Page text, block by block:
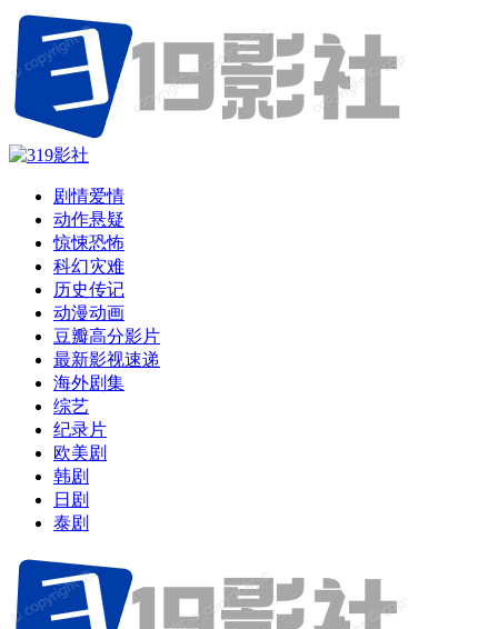
剧情爱情
动作悬疑
惊悚恐怖
科幻灾难
历史传记
动漫动画
豆瓣高分影片
最新影视速递
海外剧集
综艺
纪录片
欧美剧
韩剧
日剧
泰剧